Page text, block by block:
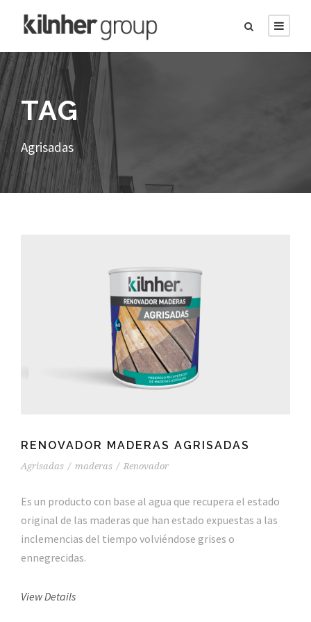
TAG
Agrisadas
RENOVADOR MADERAS AGRISADAS
Agrisadas / maderas / Renovador
Es un producto con base al agua que recupera el estado
original de las maderas que han estado expuestas a las
inclemencias del tiempo volviéndose grises o
ennegrecidas.
View Details